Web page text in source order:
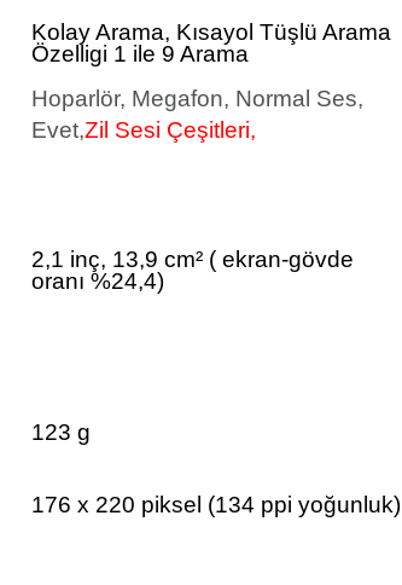
Kolay Arama, Kısayol Tüşlü Arama
Özelligi 1 ile 9 Arama
Hoparlör, Megafon, Normal Ses,
Evet,Zil Sesi Çeşitleri,
2,1 inç, 13,9 cm² ( ekran-gövde
oranı %24,4)
123 g
176 x 220 piksel (134 ppi yoğunluk)